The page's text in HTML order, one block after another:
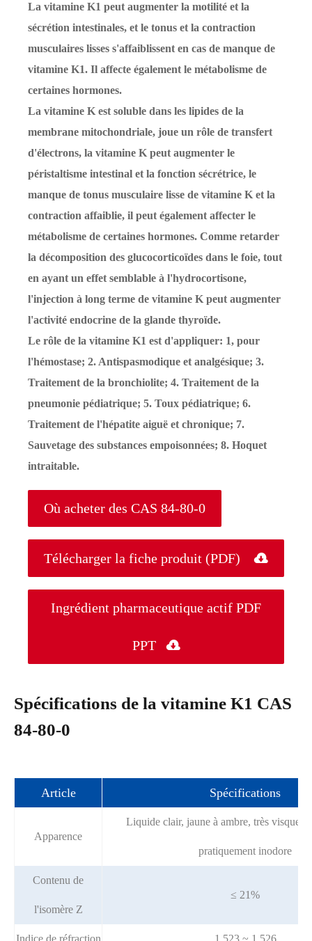
La vitamine K1 peut augmenter la motilité et la
sécrétion intestinales, et le tonus et la contraction
musculaires lisses s'affaiblissent en cas de manque de
vitamine K1. Il affecte également le métabolisme de
certaines hormones.
La vitamine K est soluble dans les lipides de la
membrane mitochondriale, joue un rôle de transfert
d'électrons, la vitamine K peut augmenter le
péristaltisme intestinal et la fonction sécrétrice, le
manque de tonus musculaire lisse de vitamine K et la
contraction affaiblie, il peut également affecter le
métabolisme de certaines hormones. Comme retarder
la décomposition des glucocorticoïdes dans le foie, tout
en ayant un effet semblable à l'hydrocortisone,
l'injection à long terme de vitamine K peut augmenter
l'activité endocrine de la glande thyroïde.
Le rôle de la vitamine K1 est d'appliquer: 1, pour
l'hémostase; 2. Antispasmodique et analgésique; 3.
Traitement de la bronchiolite; 4. Traitement de la
pneumonie pédiatrique; 5. Toux pédiatrique; 6.
Traitement de l'hépatite aiguë et chronique; 7.
Sauvetage des substances empoisonnées; 8. Hoquet
intraitable.
Où acheter des CAS 84-80-0
Télécharger la fiche produit (PDF) 
Ingrédient pharmaceutique actif PDF
PPT 
Spécifications de la vitamine K1 CAS
84-80-0
Article Spécifications
Apparence
Liquide clair, jaune à ambre, très
pratiquement inodore
Contenu de
l'isomère Z
≤ 21%
Indice de réfraction 1.523 ~ 1.526